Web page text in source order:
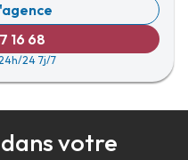
16 68
24 7j/7
votre